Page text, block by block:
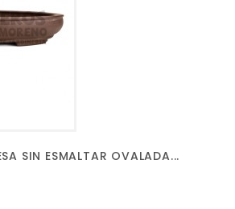
SIN ESMALTAR OVALADA...